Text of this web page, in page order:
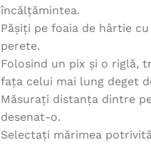
încălțămintea.
Pășiți pe foaia de hârtie
perete.
Folosind un pix și o riglă,
fața celui mai lung deget
Măsurați distanța dintre
desenat-o.
Selectați mărimea